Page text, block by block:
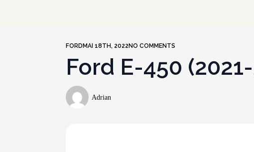
FORD MAI 18TH, 2022 NO COMMENTS
Ford E-450
Adrian